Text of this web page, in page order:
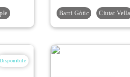
Barri Gòtic Ciutat Vella
Disponibile